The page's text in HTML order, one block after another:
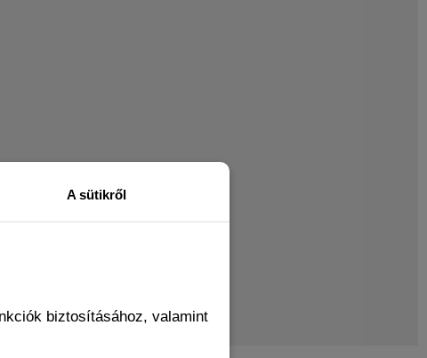
A sütikről
biztosításához, valamint